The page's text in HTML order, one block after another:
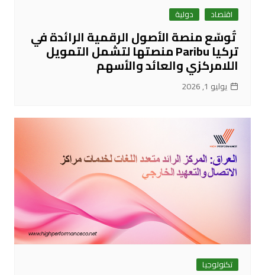
اقتصاد دولية
تُوسّع منصة الأصول الرقمية الرائدة في
تركيا Paribu منصتها لتشمل التمويل
اللامركزي والعائد والأسهم
يوليو 1, 2026
تكنولوجيا